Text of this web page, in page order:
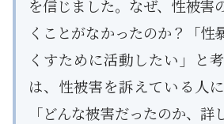
を信じました。なぜ、性被害
くことがなかったのか？「性
くすために活動したい」と
は、性被害を訴えている人
「どんな被害だったのか、詳